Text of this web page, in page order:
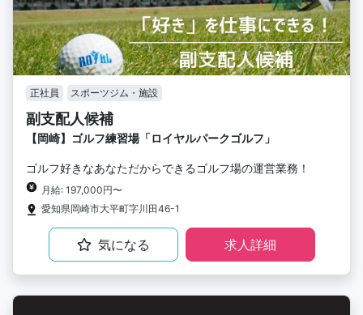
正社員 スポーツジム・施設
副支配人候補
【岡崎】ゴルフ練習場「ロイヤルパークゴルフ」
ゴルフ好きなあなただからできるゴルフ場の運営業務！
月給: 197,000円〜
愛知県岡崎市大平町字川田46-1
気になる 求人詳細